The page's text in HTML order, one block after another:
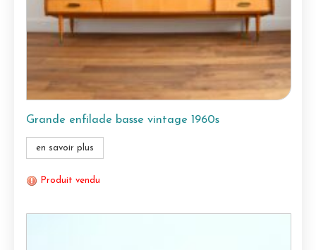
Grande enfilade basse vintage 1960s
en savoir plus
Produit vendu